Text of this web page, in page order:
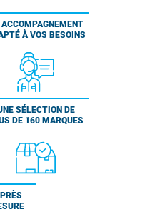
ACCOMPAGNEMENT
À VOS BESOINS
SÉLECTION DE
DE 160 MARQUES